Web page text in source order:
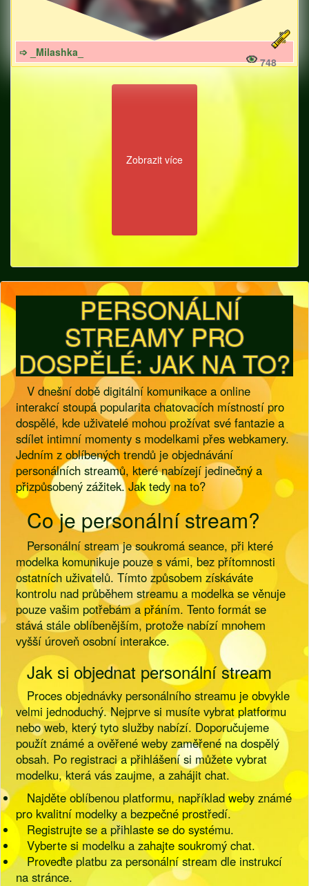
➩ _Milashka_
748
Zobrazit více
PERSONÁLNÍ
STREAMY PRO
DOSPĚLÉ: JAK NA TO?
V dnešní době digitální komunikace a online
interakcí stoupá popularita chatovacích místností pro
dospělé, kde uživatelé mohou prožívat své fantazie a
sdílet intimní momenty s modelkami přes webkamery.
Jedním z oblíbených trendů je objednávání
personálních streamů, které nabízejí jedinečný a
přizpůsobený zážitek. Jak tedy na to?
Co je personální stream?
Personální stream je soukromá seance, při které
modelka komunikuje pouze s vámi, bez přítomnosti
ostatních uživatelů. Tímto způsobem získáváte
kontrolu nad průběhem streamu a modelka se věnuje
pouze vašim potřebám a přáním. Tento formát se
stává stále oblíbenějším, protože nabízí mnohem
vyšší úroveň osobní interakce.
Jak si objednat personální stream
Proces objednávky personálního streamu je obvykle
velmi jednoduchý. Nejprve si musíte vybrat platformu
nebo web, který tyto služby nabízí. Doporučujeme
použít známé a ověřené weby zaměřené na dospělý
obsah. Po registraci a přihlášení si můžete vybrat
modelku, která vás zaujme, a zahájit chat.
Najděte oblíbenou platformu, například weby známé
pro kvalitní modelky a bezpečné prostředí.
Registrujte se a přihlaste se do systému.
Vyberte si modelku a zahajte soukromý chat.
Proveďte platbu za personální stream dle instrukcí
na stránce.